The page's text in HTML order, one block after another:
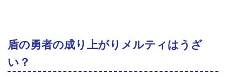
盾の勇者の成り上がりメルティはうざ
い？